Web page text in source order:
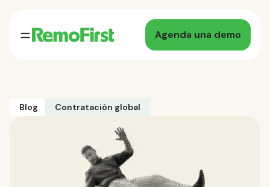
Agenda una demo
Blog Contratación global